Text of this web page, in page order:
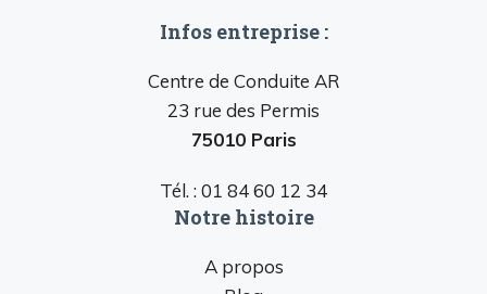
Infos entreprise :
Centre de Conduite AR
23 rue des Permis
75010 Paris
Tél. : 01 84 60 12 34
Notre histoire
A propos